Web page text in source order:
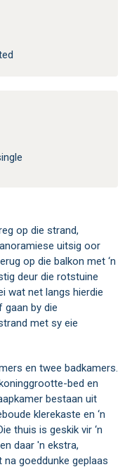
op die strand,
uitsig oor
op die balkon met ‘n
deur die rotstuine
wat net langs hierdie
gaan by die
met sy eie
en twee badkamers.
bed en
bestaan ​​uit
klerekaste en ‘n
thuis is geskik vir ‘n
daar 'n ekstra,
goeddunke geplaas